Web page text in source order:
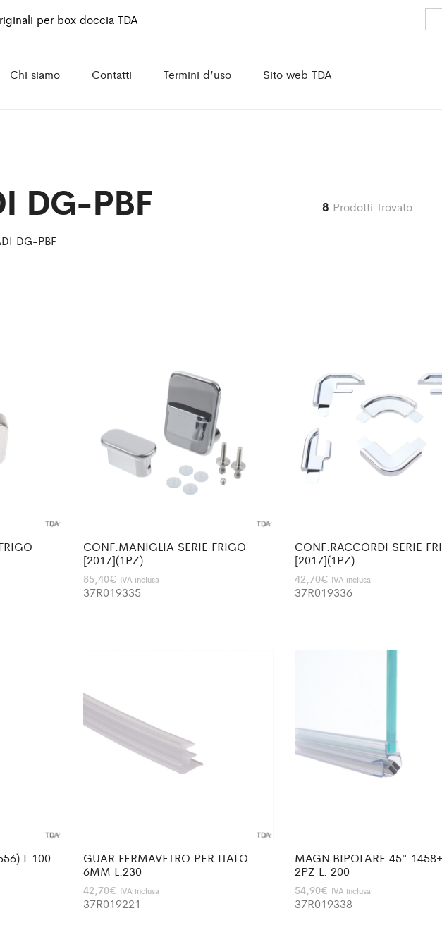
per box doccia TDA
Chi siamo Contatti Termini d’uso Sito web TDA
DG-PBF
DG-PBF
8 Prodotti Trovato
CONF.MANIGLIA SERIE FRIGO
[2017](1PZ)
85,40€ IVA inclusa
37R019335
CONF.RACCORDI SERIE
[2017](1PZ)
42,70€ IVA inclusa
37R019336
L.100
GUAR.FERMAVETRO PER ITALO
6MM L.230
42,70€ IVA inclusa
37R019221
MAGN.BIPOLARE 45°
2PZ L. 200
54,90€ IVA inclusa
37R019338